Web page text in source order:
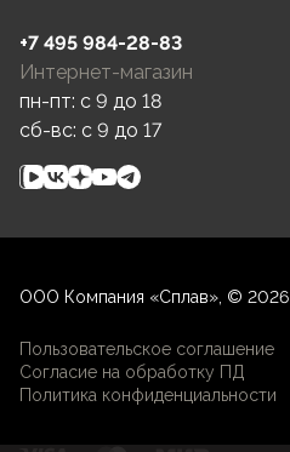
+7 495 984-28-83
Интернет-магазин
пн-пт: c 9 до 18
сб-вс: c 9 до 17
ООО Компания «Сплав», © 2026
Пользовательское соглашение
Согласие на обработку ПД
Политика конфиденциальности